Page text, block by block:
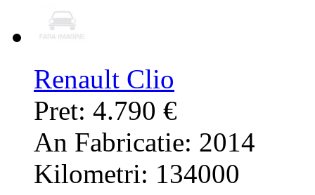
Renault Clio
Pret: 4.790 €
An Fabricatie: 2014
Kilometri: 134000